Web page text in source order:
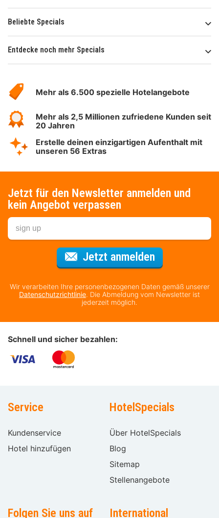
Beliebte Specials
Entdecke noch mehr Specials
Hotelspecials
Mehr als 6.500 spezielle Hotelangebote
Mehr als 2,5 Millionen zufriedene Kunden seit
20 Jahren
Erstelle deinen einzigartigen Aufenthalt mit
unseren 56 Extras
Jetzt für den Newsletter anmelden und
kein Angebot verpassen
Jetzt anmeldenFür den
Wir verarbeiten Ihre personenbezogenen Daten gemäß unserer
Datenschutzrichtlinie. Die Abmeldung vom Newsletter ist
jederzeit möglich.
Schnell und sicher bezahlen:
Service
Kundenservice
Hotel hinzufügen
HotelSpecials
Über HotelSpecials
Blog
Sitemap
Stellenangebote
Folgen Sie uns auf International